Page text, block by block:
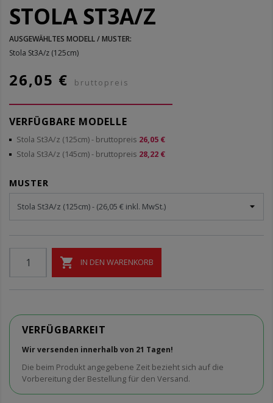
STOLA ST3A/Z
AUSGEWÄHLTES MODELL / MUSTER:
Stola St3A/z (125cm)
26,05 € bruttopreis
VERFÜGBARE MODELLE
Stola St3A/z (125cm)- bruttopreis 26,05 €
Stola St3A/z (145cm)- bruttopreis 28,22 €
MUSTER
 IN DEN WARENKORB
VERFÜGBARKEIT
Wir versenden innerhalb von 21 Tagen!
Die beim Produkt angegebene Zeit bezieht sich auf die
Vorbereitung der Bestellung für den Versand.